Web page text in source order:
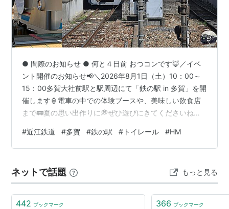
● 間際のお知らせ ● 何と４日前 おつコンです🦊／イベ
ント開催のお知らせ📢＼2026年8月1日（土）10：00～
15：00多賀大社前駅と駅周辺にて「鉄の駅 in 多賀」を開
催します🏮電車の中での体験ブースや、美味しい飲食店
まで🚃夏の思い出作りに💭ぜひ遊びにきてくださいね🦊
式】@みらいファクトリー (@OHMI_railway) 2026年7月
28日 近江鉄道のHPも同様。毎年のことなのに、何でな
近江鉄道入りすることが多い。そうなると会場到着時は
開始前…
#近江鉄道 #多賀 #鉄の駅 # トイレール #HM
ネットで話題 もっと見る
442 ブックマーク 366 ブックマーク